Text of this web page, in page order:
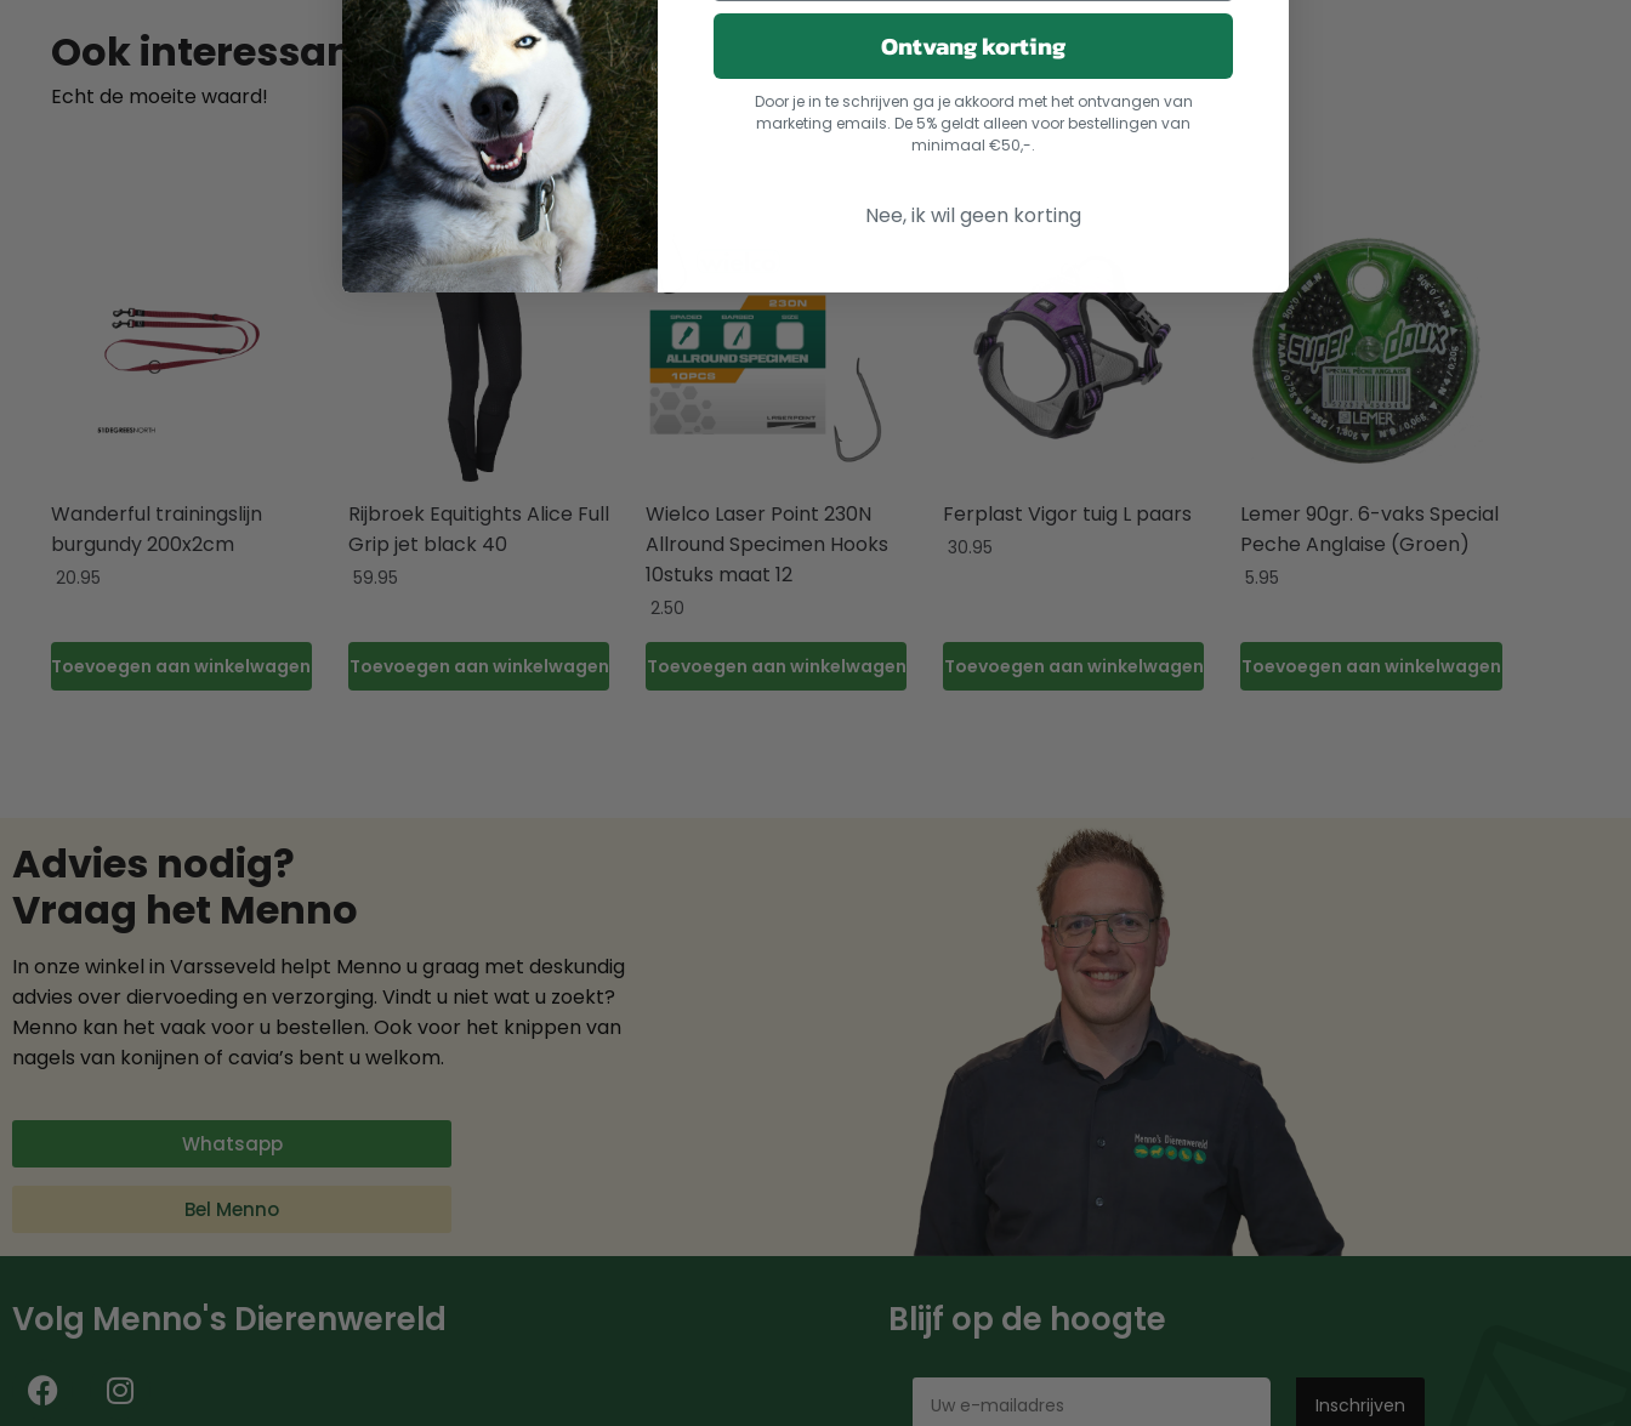
Ook interessant
Echt de moeite waard!
Wanderful trainingslijn
burgundy 200x2cm
20.95
Toevoegen aan winkelwagen
Rijbroek Equitights Alice Full
Grip jet black 40
59.95
Toevoegen aan winkelwagen
Wielco Laser Point 230N
Allround Specimen Hooks
10stuks maat 12
2.50
Toevoegen aan winkelwagen
Ferplast Vigor tuig L paars
30.95
Toevoegen aan winkelwagen
Lemer 90gr. 6-vaks Special
Peche Anglaise (Groen)
5.95
Toevoegen aan winkelwagen
Advies nodig?
Vraag het Menno
In onze winkel in Varsseveld helpt Menno u graag met deskundig
advies over diervoeding en verzorging. Vindt u niet wat u zoekt?
Menno kan het vaak voor u bestellen. Ook voor het knippen van
nagels van konijnen of cavia’s bent u welkom.
Whatsapp
Bel Menno
Volg Menno's Dierenwereld Blijf op de hoogte
Ontvang korting
Door je in te schrijven ga je akkoord met het ontvangen van
marketing emails. De 5% geldt alleen voor bestellingen van
minimaal €50,-.
Nee, ik wil geen korting